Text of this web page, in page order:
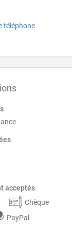
téléphone
acceptés
Chèque
PayPal